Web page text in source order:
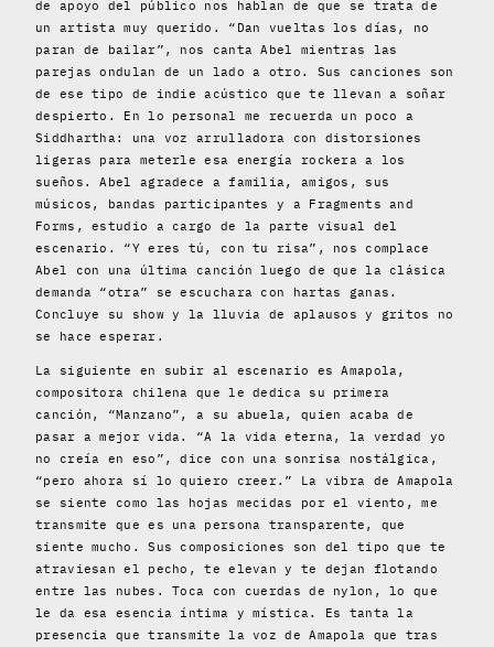
de apoyo del público nos hablan de que se trata de
un artista muy querido. “Dan vueltas los días, no
paran de bailar”, nos canta Abel mientras las
parejas ondulan de un lado a otro. Sus canciones son
de ese tipo de indie acústico que te llevan a soñar
despierto. En lo personal me recuerda un poco a
Siddhartha: una voz arrulladora con distorsiones
ligeras para meterle esa energía rockera a los
sueños. Abel agradece a familia, amigos, sus
músicos, bandas participantes y a Fragments and
Forms, estudio a cargo de la parte visual del
escenario. “Y eres tú, con tu risa”, nos complace
Abel con una última canción luego de que la clásica
demanda “otra” se escuchara con hartas ganas.
Concluye su show y la lluvia de aplausos y gritos no
se hace esperar.
La siguiente en subir al escenario es Amapola,
compositora chilena que le dedica su primera
canción, “Manzano”, a su abuela, quien acaba de
pasar a mejor vida. “A la vida eterna, la verdad yo
no creía en eso”, dice con una sonrisa nostálgica,
“pero ahora sí lo quiero creer.” La vibra de Amapola
se siente como las hojas mecidas por el viento, me
transmite que es una persona transparente, que
siente mucho. Sus composiciones son del tipo que te
atraviesan el pecho, te elevan y te dejan flotando
entre las nubes. Toca con cuerdas de nylon, lo que
le da esa esencia íntima y mística. Es tanta la
presencia que transmite la voz de Amapola que tras